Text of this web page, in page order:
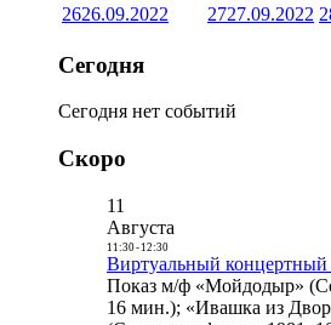
2626.09.2022 2727.09.2022
Сегодня
Сегодня нет событий
Скоро
11
Августа
11:30- 12:30
Виртуальный концертный
Показ м/ф «Мойдодыр»
16 мин.); «Ивашка из